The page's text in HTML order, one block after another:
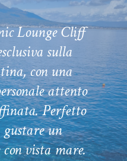
Lounge Cliff
sulla
con una
attento
Perfetto
un
vista mare.